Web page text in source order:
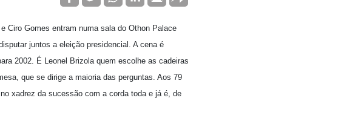
Ciro Gomes entram numa sala do Othon Palace
juntos a eleição presidencial. A cena é
2002. É Leonel Brizola quem escolhe as cadeiras
que se dirige a maioria das perguntas. Aos 79
xadrez da sucessão com a corda toda e já é, de